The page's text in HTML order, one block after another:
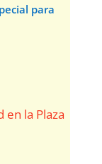
para